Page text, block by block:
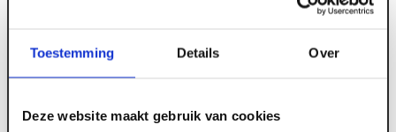
Toestemming Details Over
Deze website maakt gebruik van cookies